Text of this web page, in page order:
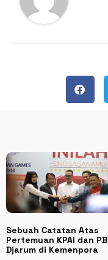
Sebuah Catatan Atas
Pertemuan KPAI dan PB
Djarum di Kemenpora